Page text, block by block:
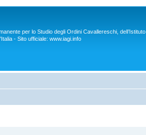
per lo Studio degli Ordini Cavallereschi, dell’Istituto
- Sito ufficiale: www.iagi.info